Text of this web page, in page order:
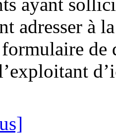
ayant
adresser à
de